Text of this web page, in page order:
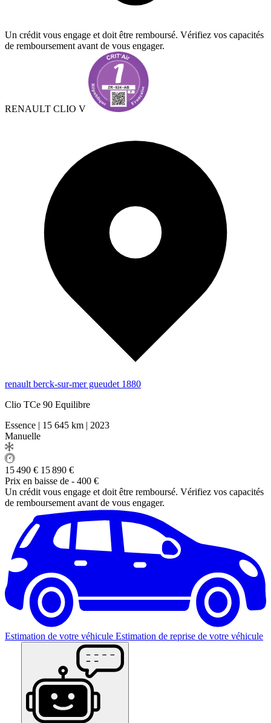
Un crédit vous engage et doit être remboursé. Vérifiez vos capacités
de remboursement avant de vous engager.
RENAULT CLIO V
renault berck-sur-mer gueudet 1880
Clio TCe 90 Equilibre
Essence | 15 645 km | 2023
Manuelle
15 490 € 15 890 €
Prix en baisse de - 400 €
Un crédit vous engage et doit être remboursé. Vérifiez vos capacités
de remboursement avant de vous engager.
Estimation de votre véhicule Estimation de reprise de votre véhicule